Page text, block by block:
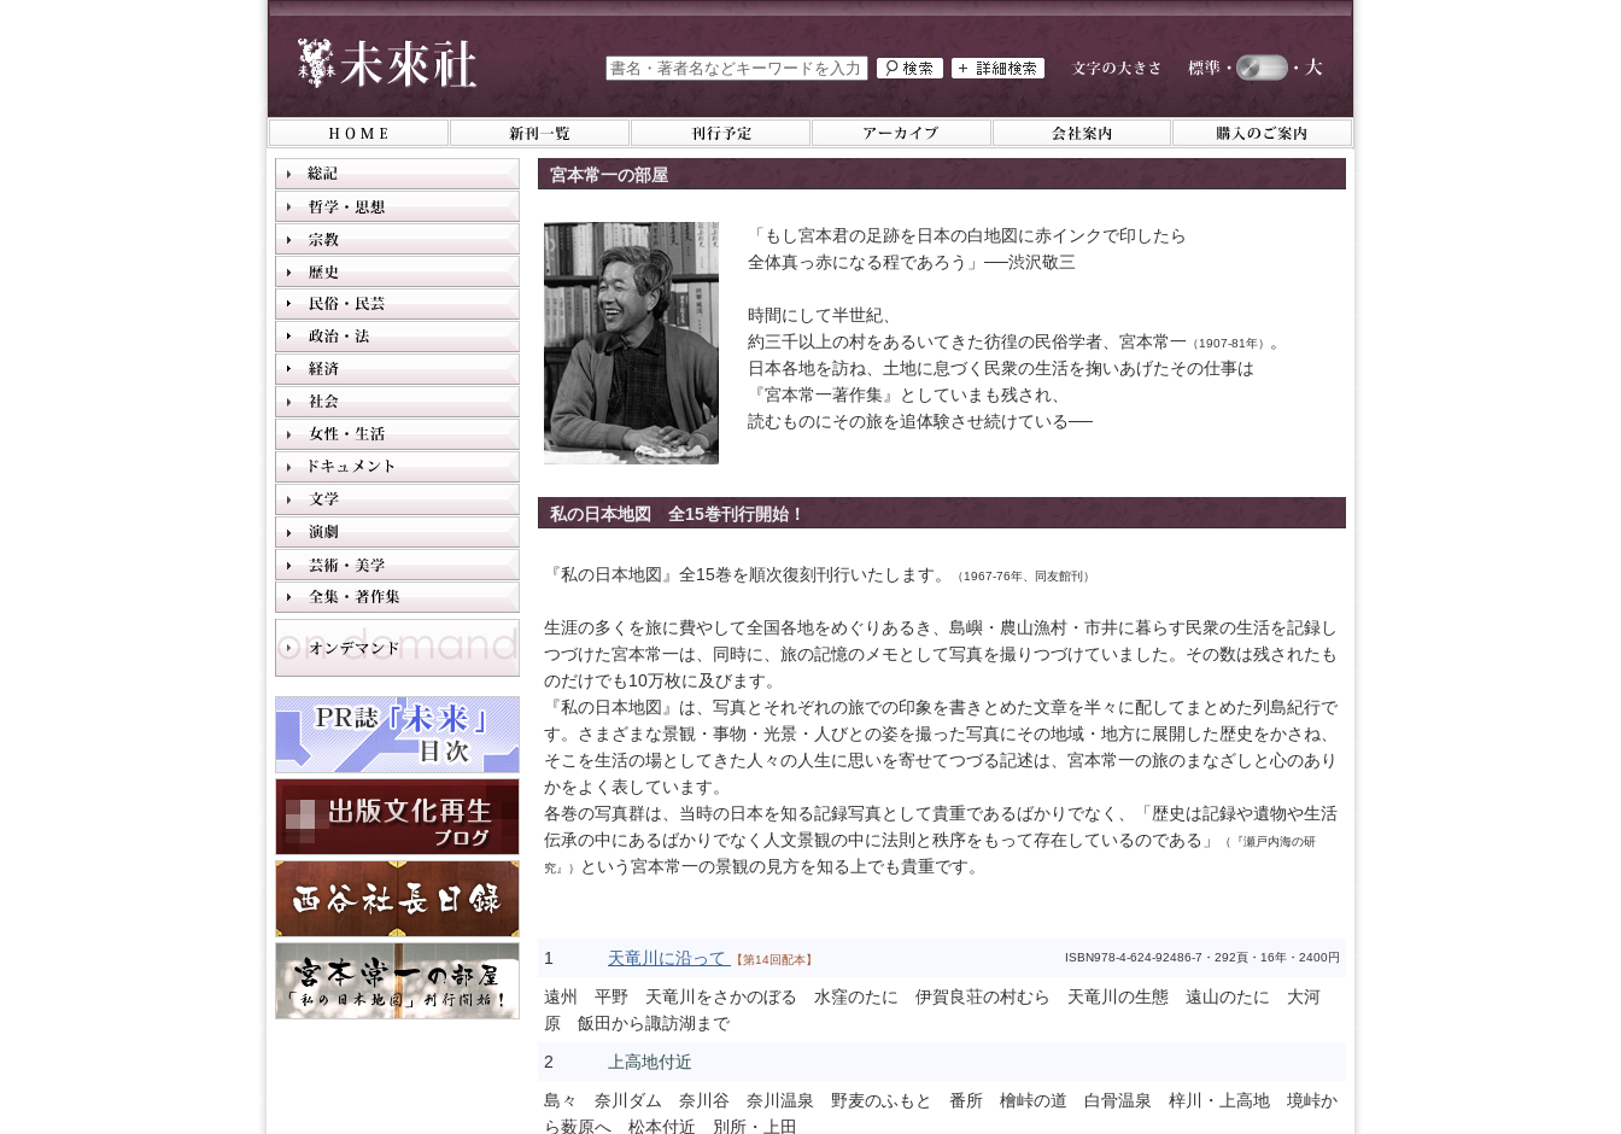
宮本常一の部屋
「もし宮本君の足跡を日本の白地図に赤インクで印したら
全体真っ赤になる程であろう」──渋沢敬三
時間にして半世紀、
約三千以上の村をあるいてきた彷徨の民俗学者、宮本常一 （1907-81年）
。
日本各地を訪ね、土地に息づく民衆の生活を掬いあげたその仕事は
『宮本常一著作集』としていまも残され、
読むものにその旅を追体験させ続けている──
私の日本地図 全15巻刊行開始！
『私の日本地図』全15巻を順次復刻刊行いたします。 （1967-76年、同友館刊）
生涯の多くを旅に費やして全国各地をめぐりあるき、島嶼・農山漁村・市井に暮らす民衆の生活を記録し
つづけた宮本常一は、同時に、旅の記憶のメモとして写真を撮りつづけていました。その数は残されたも
のだけでも10万枚に及びます。
『私の日本地図』は、写真とそれぞれの旅での印象を書きとめた文章を半々に配してまとめた列島紀行で
す。さまざまな景観・事物・光景・人びとの姿を撮った写真にその地域・地方に展開した歴史をかさね、
そこを生活の場としてきた人々の人生に思いを寄せてつづる記述は、宮本常一の旅のまなざしと心のあり
かをよく表しています。
各巻の写真群は、当時の日本を知る記録写真として貴重であるばかりでなく、「歴史は記録や遺物や生活
伝承の中にあるばかりでなく人文景観の中に法則と秩序をもって存在しているのである」
（『瀬戸内海の研
究』）
という宮本常一の景観の見方を知る上でも貴重です。
1 天竜川に沿って 【第14回配本】 ISBN978-4-624-92486-7・292頁・16年・2400円
遠州 平野 天竜川をさかのぼる 水窪のたに 伊賀良荘の村むら 天竜川の生態 遠山のたに 大河
原 飯田から諏訪湖まで
2
上高地付近
島々 奈川ダム 奈川谷 奈川温泉 野麦のふもと 番所 檜峠の道 白骨温泉 梓川・上高地 境峠か
ら薮原へ 松本付近 別所・上田